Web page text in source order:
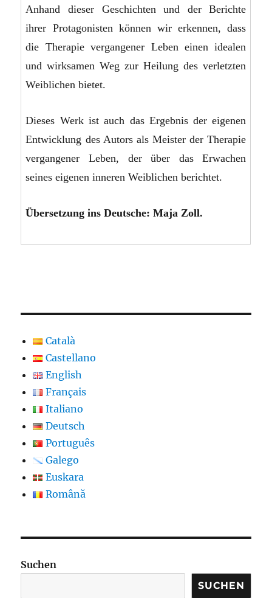
Anhand dieser Geschichten und der Berichte
ihrer Protagonisten können wir erkennen, dass
die Therapie vergangener Leben einen idealen
und wirksamen Weg zur Heilung des verletzten
Weiblichen bietet.
Dieses Werk ist auch das Ergebnis der eigenen
Entwicklung des Autors als Meister der Therapie
vergangener Leben, der über das Erwachen
seines eigenen inneren Weiblichen berichtet.
Übersetzung ins Deutsche: Maja Zoll.
Català
Castellano
English
Français
Italiano
Deutsch
Português
Galego
Euskara
Română
Suchen
SUCHEN